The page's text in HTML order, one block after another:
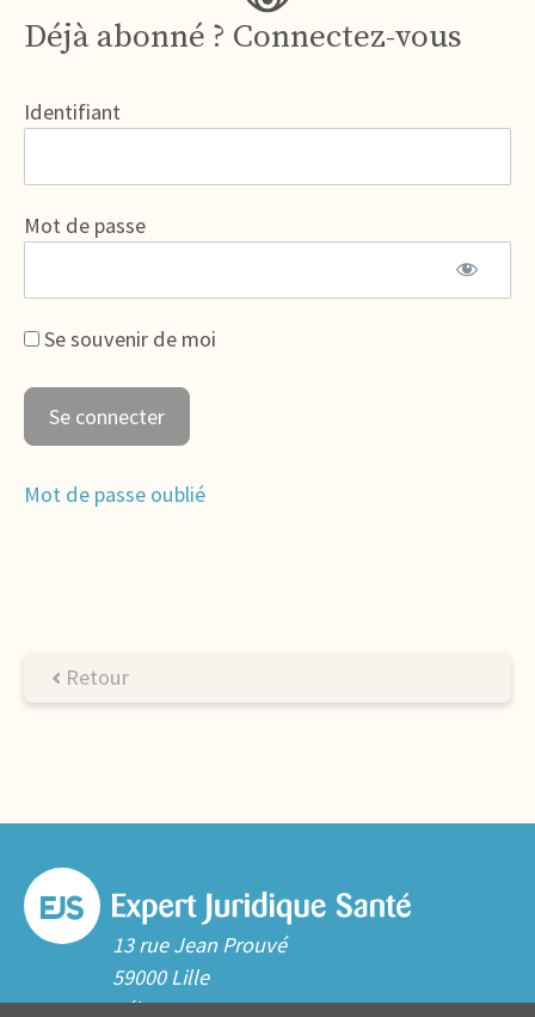
Déjà abonné ? Connectez-vous
Identifiant
Mot de passe
Se souvenir de moi
Mot de passe oublié
Retour
13 rue Jean Prouvé
59000 Lille
Tél. 03 20 06 70 10